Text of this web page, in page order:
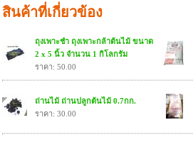
สินค้าที่เกี่ยวข้อง
ถุงเพาะชำ ถุงเพาะกล้าต้นไม้ ขนาด
2 x 5 นิ้ว จำนวน 1 กิโลกรัม
ราคา: 50.00
ถ่านไม้ ถ่านปลูกต้นไม้ 0.7กก.
ราคา: 30.00